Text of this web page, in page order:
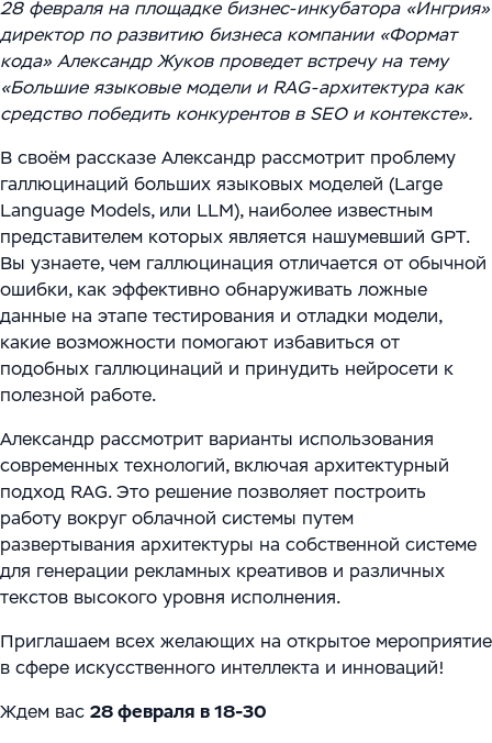
WMS Управление складом
Системы визуального контроля на основе ИИ
для логистических и производственных
комплексов
Решения для производственной безопасности
Программное обеспечение для интеграции
автоматизированного и роботизированного
оборудования
Интеллектуальная обработка документов (IDP) в
международной логистике и транспорте
Импортозамещение
Модели сотрудничества
Блог
Работа
Юридическая информация
Main
Warehouse Logistics and Automation
Связаться с нами
28 февраля на площадке бизнес-инкубатора «Ингрия»
директор по развитию бизнеса компании «Формат
кода» Александр Жуков проведет встречу на тему
«Большие языковые модели и RAG-архитектура как
средство победить конкурентов в SEO и контексте».
В своём рассказе Александр рассмотрит проблему
галлюцинаций больших языковых моделей (Large
Language Models, или LLM), наиболее известным
представителем которых является нашумевший GPT.
Вы узнаете, чем галлюцинация отличается от обычной
ошибки, как эффективно обнаруживать ложные
данные на этапе тестирования и отладки модели,
какие возможности помогают избавиться от
подобных галлюцинаций и принудить нейросети к
полезной работе.
Александр рассмотрит варианты использования
современных технологий, включая архитектурный
подход RAG. Это решение позволяет построить
работу вокруг облачной системы путем
развертывания архитектуры на собственной системе
для генерации рекламных креативов и различных
текстов высокого уровня исполнения.
Приглашаем всех желающих на открытое мероприятие
в сфере искусственного интеллекта и инноваций!
Ждем вас 28 февраля в 18-30